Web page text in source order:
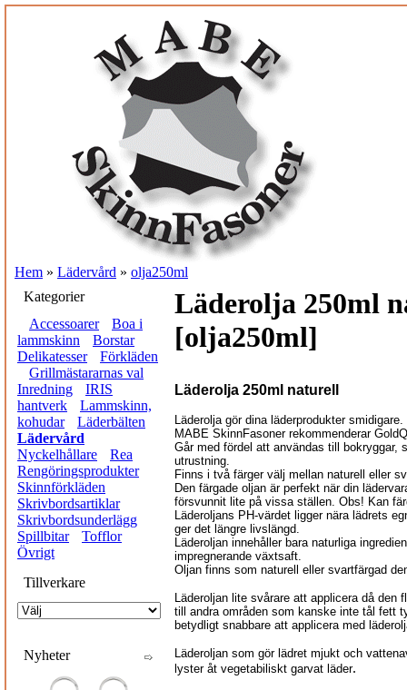
Hem » Lädervård » olja250ml
Kategorier
Accessoarer
Boa i
lammskinn
Borstar
Delikatesser
Förkläden
Grillmästararnas val
Inredning
IRIS
hantverk
Lammskinn,
kohudar
Läderbälten
Lädervård
Nyckelhållare
Rea
Rengöringsprodukter
Skinnförkläden
Skrivbordsartiklar
Skrivbordsunderlägg
Spillbitar
Tofflor
Övrigt
Tillverkare
Nyheter
Läderolja 250ml
[olja250ml]
Läderolja 250ml naturell
Läderolja gör dina läderprodukter smidigare.
MABE SkinnFasoner rekommenderar
Går med fördel att användas till bokryggar,
utrustning.
Finns i två färger välj mellan naturell eller
Den färgade oljan är perfekt när din
försvunnit lite på vissa ställen. Obs! Kan
Läderoljans PH-värdet ligger nära lädrets
ger det längre livslängd.
Läderoljan innehåller bara naturliga
impregnerande växtsaft.
Oljan finns som naturell eller svartfärgad
Läderoljan lite svårare att applicera då den
till andra områden som kanske inte tål fett
betydligt snabbare att applicera med
Läderoljan som gör lädret mjukt och
lyster åt vegetabiliskt garvat läder.